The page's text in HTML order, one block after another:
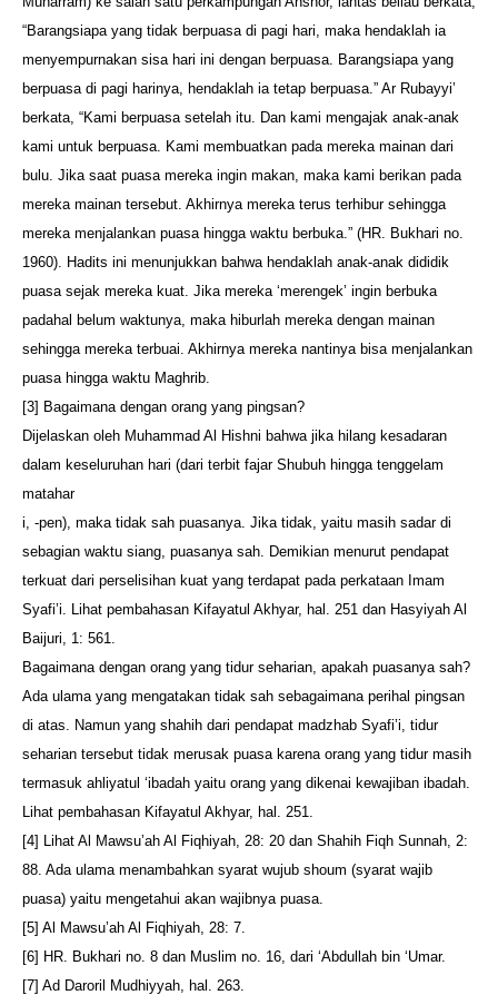
“Barangsiapa yang tidak berpuasa di pagi hari, maka hendaklah ia
menyempurnakan sisa hari ini dengan berpuasa. Barangsiapa yang
berpuasa di pagi harinya, hendaklah ia tetap berpuasa.” Ar Rubayyi’
berkata, “Kami berpuasa setelah itu. Dan kami mengajak anak-anak
kami untuk berpuasa. Kami membuatkan pada mereka mainan dari
bulu. Jika saat puasa mereka ingin makan, maka kami berikan pada
mereka mainan tersebut. Akhirnya mereka terus terhibur sehingga
mereka menjalankan puasa hingga waktu berbuka.” (HR. Bukhari no.
1960). Hadits ini menunjukkan bahwa hendaklah anak-anak dididik
puasa sejak mereka kuat. Jika mereka ‘merengek’ ingin berbuka
padahal belum waktunya, maka hiburlah mereka dengan mainan
sehingga mereka terbuai. Akhirnya mereka nantinya bisa menjalankan
puasa hingga waktu Maghrib.
[3] Bagaimana dengan orang yang pingsan?
Dijelaskan oleh Muhammad Al Hishni bahwa jika hilang kesadaran
dalam keseluruhan hari (dari terbit fajar Shubuh hingga tenggelam
matahar
i, -pen), maka tidak sah puasanya. Jika tidak, yaitu masih sadar di
sebagian waktu siang, puasanya sah. Demikian menurut pendapat
terkuat dari perselisihan kuat yang terdapat pada perkataan Imam
Syafi’i. Lihat pembahasan Kifayatul Akhyar, hal. 251 dan Hasyiyah Al
Baijuri, 1: 561.
Bagaimana dengan orang yang tidur seharian, apakah puasanya sah?
Ada ulama yang mengatakan tidak sah sebagaimana perihal pingsan
di atas. Namun yang shahih dari pendapat madzhab Syafi’i, tidur
seharian tersebut tidak merusak puasa karena orang yang tidur masih
termasuk ahliyatul ‘ibadah yaitu orang yang dikenai kewajiban ibadah.
Lihat pembahasan Kifayatul Akhyar, hal. 251.
[4] Lihat Al Mawsu’ah Al Fiqhiyah, 28: 20 dan Shahih Fiqh Sunnah, 2:
88. Ada ulama menambahkan syarat wujub shoum (syarat wajib
puasa) yaitu mengetahui akan wajibnya puasa.
[5] Al Mawsu’ah Al Fiqhiyah, 28: 7.
[6] HR. Bukhari no. 8 dan Muslim no. 16, dari ‘Abdullah bin ‘Umar.
[7] Ad Daroril Mudhiyyah, hal. 263.